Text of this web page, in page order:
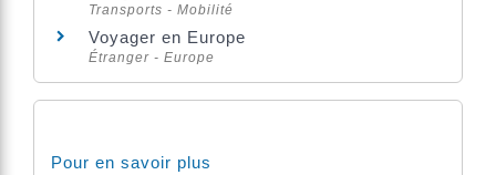
Transports - Mobilité
Voyager en Europe
Étranger - Europe
Pour en savoir plus